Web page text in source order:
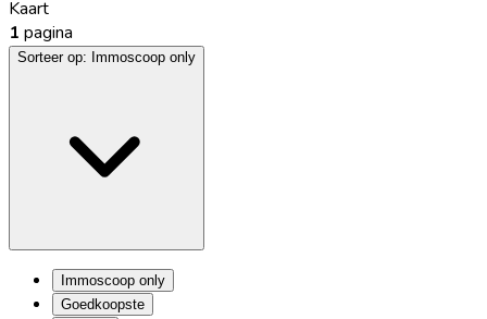
Kaart
1 pagina
Sorteer op: Immoscoop only
Immoscoop only
Goedkoopste